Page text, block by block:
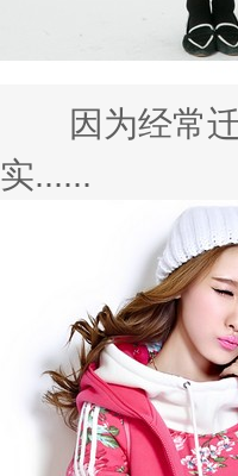
因为经常迁
实......